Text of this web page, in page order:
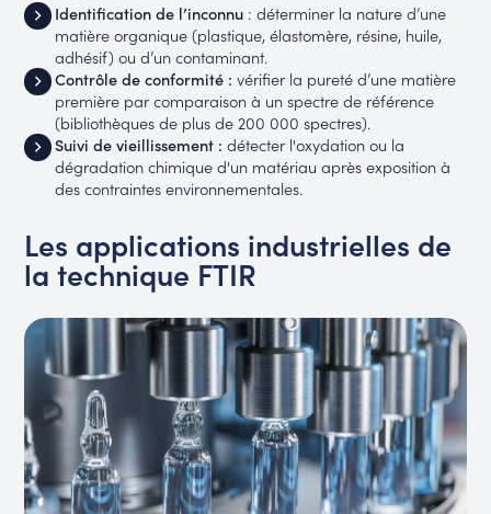
Identification de l’inconnu : déterminer la nature d’une
matière organique (plastique, élastomère, résine, huile,
adhésif) ou d’un contaminant.
Contrôle de conformité : vérifier la pureté d’une matière
première par comparaison à un spectre de référence
(bibliothèques de plus de 200 000 spectres).
Suivi de vieillissement : détecter l'oxydation ou la
dégradation chimique d'un matériau après exposition à
des contraintes environnementales.
Les applications industrielles de
la technique FTIR